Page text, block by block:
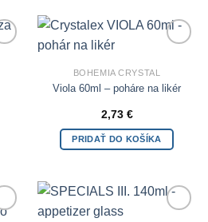
BOHEMIA CRYSTAL
Viola 60ml – poháre na likér
2,73 €
PRIDAŤ DO KOŠÍKA